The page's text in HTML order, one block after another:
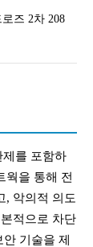
즈 2차 208
제를 포함하
웍을 통해 전
, 악의적 의도
적으로 차단
기술을 제